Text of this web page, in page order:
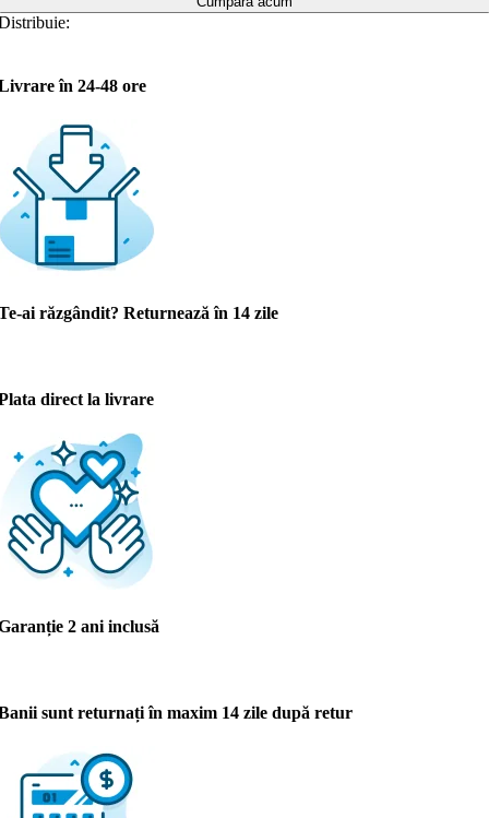
în 24-48 ore
ai răzgândit? Returnează în 14 zile
direct la livrare
2 ani inclusă
sunt returnați în maxim 14 zile după retur